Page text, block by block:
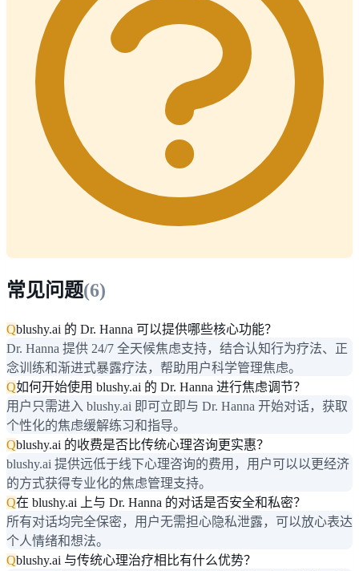
常见问题(6)
Qblushy.ai 的 Dr. Hanna 可以提供哪些核心功能？
Dr. Hanna 提供 24/7 全天候焦虑支持，结合认知行为疗法、正
念训练和渐进式暴露疗法，帮助用户科学管理焦虑。
Q如何开始使用 blushy.ai 的 Dr. Hanna 进行焦虑调节？
用户只需进入 blushy.ai 即可立即与 Dr. Hanna 开始对话，获取
个性化的焦虑缓解练习和指导。
Qblushy.ai 的收费是否比传统心理咨询更实惠？
blushy.ai 提供远低于线下心理咨询的费用，用户可以以更经济
的方式获得专业化的焦虑管理支持。
Q在 blushy.ai 上与 Dr. Hanna 的对话是否安全和私密？
所有对话均完全保密，用户无需担心隐私泄露，可以放心表达
个人情绪和想法。
Qblushy.ai 与传统心理治疗相比有什么优势？